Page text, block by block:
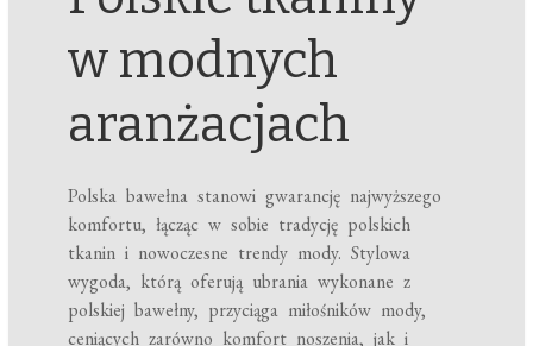
w modnych
aranżacjach
Polska bawełna stanowi gwarancję najwyższego
komfortu, łącząc w sobie tradycję polskich
tkanin i nowoczesne trendy mody. Stylowa
wygoda, którą oferują ubrania wykonane z
polskiej bawełny, przyciąga miłośników mody,
ceniących zarówno komfort noszenia, jak i